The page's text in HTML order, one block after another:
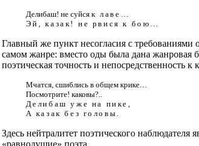
Делибаш! не суйся к лаве
Эй
казак ! не рвися к бою
Главный же пункт несогласия с
самом жанре: вместо оды была дана жанровая
поэтическая точность и непосредственность
Мчатся, сшиблись в общем крике…
Посмотрите! каковы?..
Делибаш уже на пике
А казак без головы
Здесь нейтралитет поэтического наблюдателя
«равнодушие» поэта.